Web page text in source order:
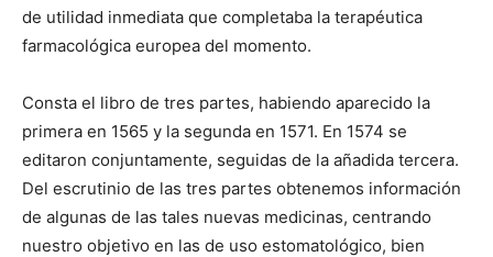
de utilidad inmediata que completaba la terapéutica
farmacológica europea del momento.
Consta el libro de tres partes, habiendo aparecido la
primera en 1565 y la segunda en 1571. En 1574 se
editaron conjuntamente, seguidas de la añadida tercera.
Del escrutinio de las tres partes obtenemos información
de algunas de las tales nuevas medicinas, centrando
nuestro objetivo en las de uso estomatológico, bien